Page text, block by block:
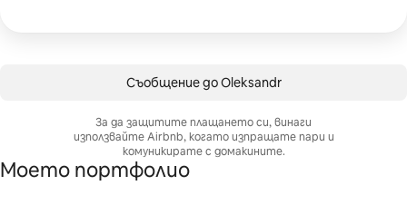
Съобщение до Oleksandr
За да защитите плащането си, винаги
използвайте Airbnb, когато изпращате пари и
комуникирате с домакините.
Моето портфолио